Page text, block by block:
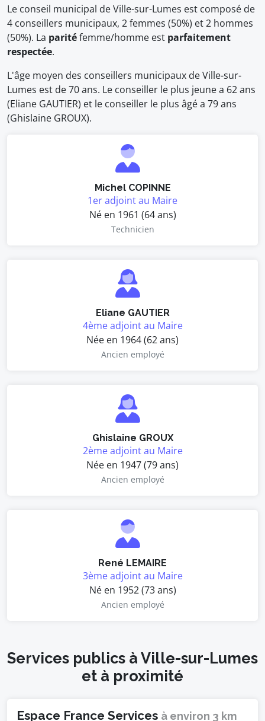
Le conseil municipal de Ville-sur-Lumes est composé de
4 conseillers municipaux, 2 femmes (50%) et 2 hommes
(50%). La paritéfemme/homme est parfaitement
respectée.
L'âge moyen des conseillers municipaux de Ville-sur-
Lumes est de 70 ans. Le conseiller le plus jeune a 62 ans
(Eliane GAUTIER) et le conseiller le plus âgé a 79 ans
(Ghislaine GROUX).
Michel COPINNE
1er adjoint au Maire
Né en 1961 (64 ans)
Technicien
Eliane GAUTIER
4ème adjoint au Maire
Née en 1964 (62 ans)
Ancien employé
Ghislaine GROUX
2ème adjoint au Maire
Née en 1947 (79 ans)
Ancien employé
René LEMAIRE
3ème adjoint au Maire
Né en 1952 (73 ans)
Ancien employé
Services publics à Ville-sur-Lumes
et à proximité
Espace France Services à environ 3 km